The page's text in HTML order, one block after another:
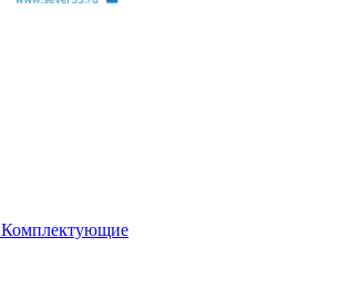
Комплектующие